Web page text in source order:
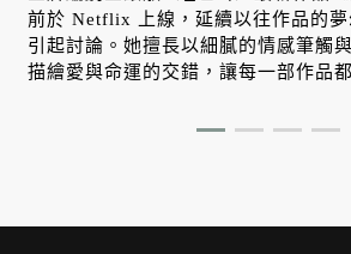
前於 Netflix 上線，延續以往作品的
引起討論。她擅長以細膩的情感筆觸
描繪愛與命運的交錯，讓每一部作品
裔》到《黑暗榮耀》，她的哪些備受